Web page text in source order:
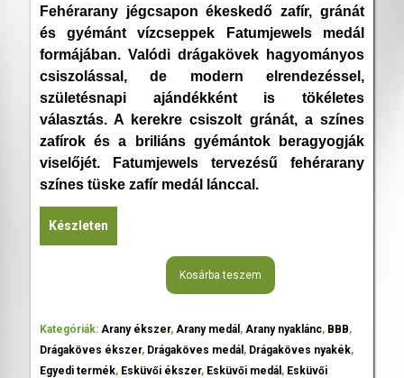
Fehérarany jégcsapon ékeskedő zafír, gránát
és gyémánt vízcseppek Fatumjewels medál
formájában. Valódi drágakövek hagyományos
csiszolással, de modern elrendezéssel,
születésnapi ajándékként is tökéletes
választás. A kerekre csiszolt gránát, a színes
zafírok és a briliáns gyémántok beragyogják
viselőjét. Fatumjewels tervezésű fehérarany
színes tüske zafír medál lánccal.
Készleten
Kosárba teszem
Kategóriák: Arany ékszer, Arany medál , Arany nyaklánc, BBB,
Drágaköves ékszer, Drágaköves medál , Drágaköves nyakék,
Egyedi termék, Esküvői ékszer, Esküvői medál , Esküvői